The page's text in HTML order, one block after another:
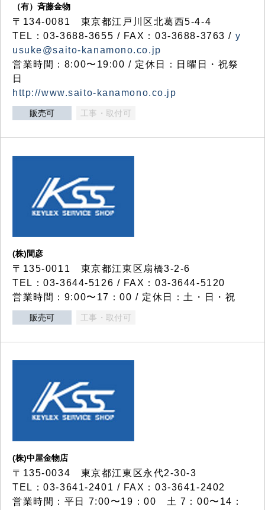
（有）斉藤金物
〒134-0081 東京都江戸川区北葛西5-4-4
TEL：03-3688-3655 / FAX：03-3688-3763 / y
usuke@saito-kanamono.co.jp
営業時間：8:00〜19:00 / 定休日：日曜日・祝祭
日
http://www.saito-kanamono.co.jp
販売可 工事・取付可
(株)間彦
〒135-0011 東京都江東区扇橋3-2-6
TEL：03-3644-5126 / FAX：03-3644-5120
営業時間：9:00〜17：00 / 定休日：土・日・祝
販売可 工事・取付可
(株)中屋金物店
〒135-0034 東京都江東区永代2-30-3
TEL：03-3641-2401 / FAX：03-3641-2402
営業時間：平日 7:00〜19：00 土 7：00〜14：